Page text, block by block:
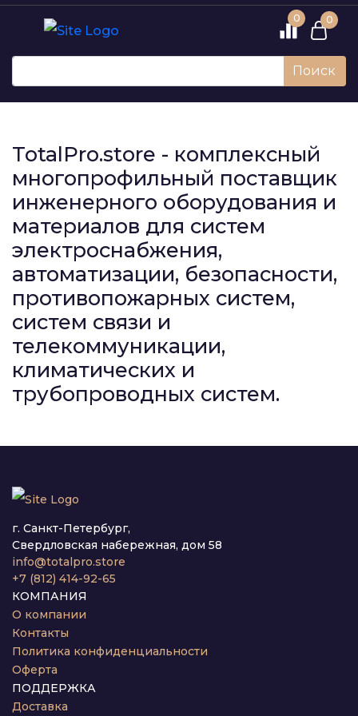
0 0
Поиск
TotalPro.store - комплексный
многопрофильный поставщик
инженерного оборудования и
материалов для систем
электроснабжения,
автоматизации, безопасности,
противопожарных систем,
систем связи и
телекоммуникации,
климатических и
трубопроводных систем.
г. Санкт-Петербург,
Свердловская набережная, дом 58
info@totalpro.store
+7 (812) 414-92-65
КОМПАНИЯ
О компании
Контакты
Политика конфиденциальности
Оферта
ПОДДЕРЖКА
Доставка